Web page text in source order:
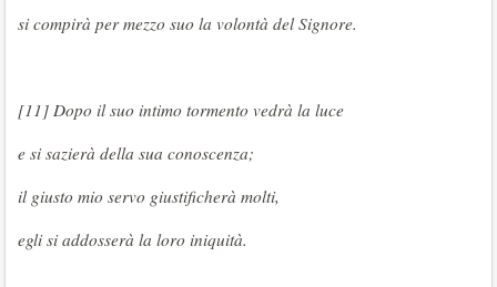
si compirà per mezzo suo la volontà del Signore.
[11] Dopo il suo intimo tormento vedrà la luce
e si sazierà della sua conoscenza;
il giusto mio servo giustificherà molti,
egli si addosserà la loro iniquità.